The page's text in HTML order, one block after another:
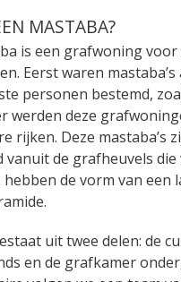
MASTABA?
is een grafwoning
Eerst waren
personen bestemd,
werden deze
rijken. Deze mastaba’s
vanuit de grafheuvels
de vorm van een
uit twee delen: de
en de grafkamer